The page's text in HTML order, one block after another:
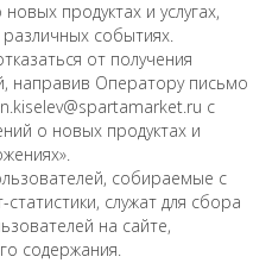
продуктах и услугах,
событиях.
от получения
Оператору письмо
с
о новых продуктах и
собираемые с
служат для сбора
на сайте,
содержания.